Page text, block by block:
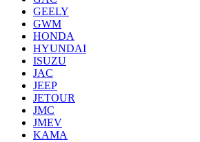
GEELY
GWM
HONDA
HYUNDAI
ISUZU
JAC
JEEP
JETOUR
JMC
JMEV
KAMA